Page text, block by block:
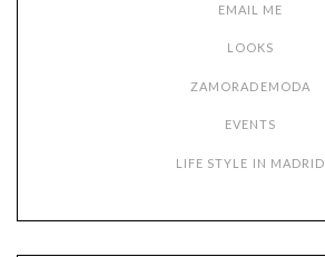
EMAIL ME
LOOKS
ZAMORADEMODA
EVENTS
LIFE STYLE IN MADRID